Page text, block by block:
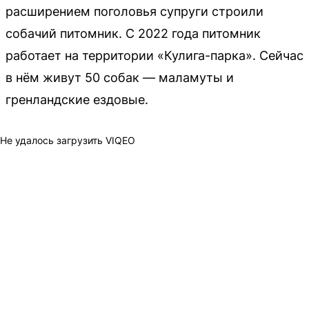
расширением поголовья супруги строили
собачий питомник. С 2022 года питомник
работает на территории «Кулига-парка». Сейчас
в нём живут 50 собак — маламуты и
гренландские ездовые.
Не удалось загрузить VIQEO